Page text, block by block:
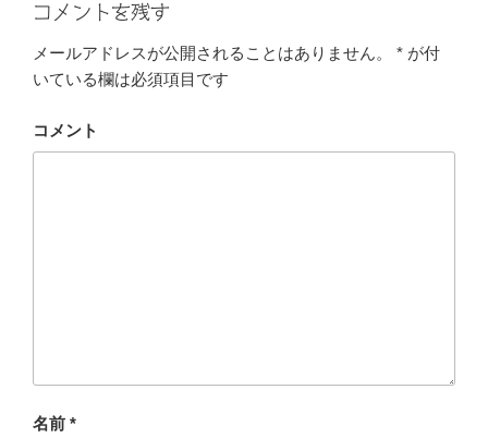
コメントを残す
メールアドレスが公開されることはありません。 * が付
いている欄は必須項目です
コメント
名前 *